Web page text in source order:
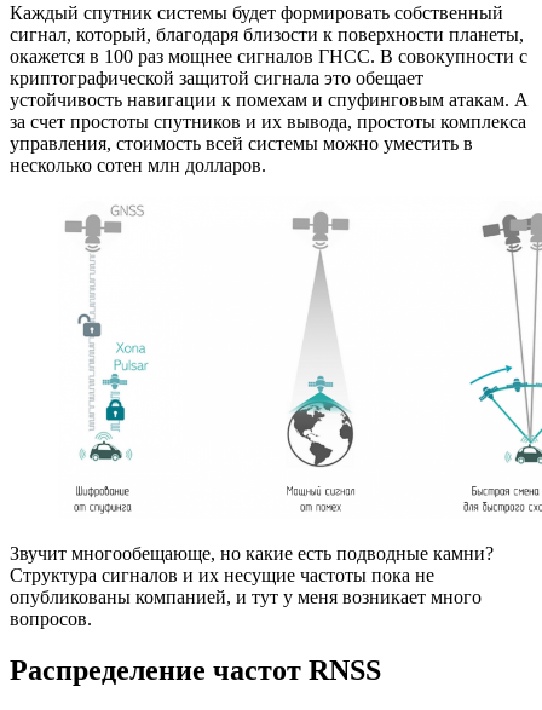
Каждый спутник системы будет формировать собственный
сигнал, который, благодаря близости к поверхности планеты,
окажется в 100 раз мощнее сигналов ГНСС. В совокупности с
криптографической защитой сигнала это обещает
устойчивость навигации к помехам и спуфинговым атакам. А
за счет простоты спутников и их вывода, простоты комплекса
управления, стоимость всей системы можно уместить в
несколько сотен млн долларов.
Звучит многообещающе, но какие есть подводные камни?
Структура сигналов и их несущие частоты пока не
опубликованы компанией, и тут у меня возникает много
вопросов.
Распределение частот RNSS